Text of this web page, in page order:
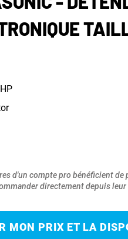
d'un compte pro bénéficient de
directement depuis leur
MON PRIX ET LA